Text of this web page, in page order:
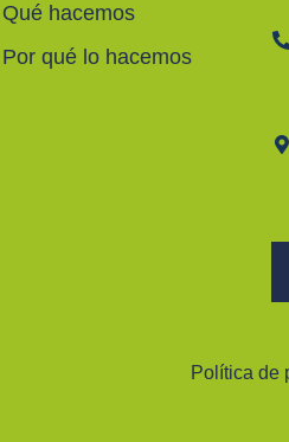
Qué hacemos
Por qué lo hacemos
Política de